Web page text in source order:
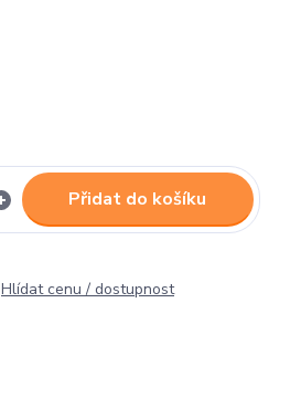
Přidat do košíku
Hlídat cenu / dostupnost